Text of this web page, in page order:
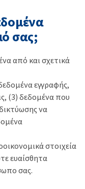
σας;
από και σχετικά
εγγραφής,
(3) δεδομένα που
να
στοιχεία
ευαίσθητα
σας.